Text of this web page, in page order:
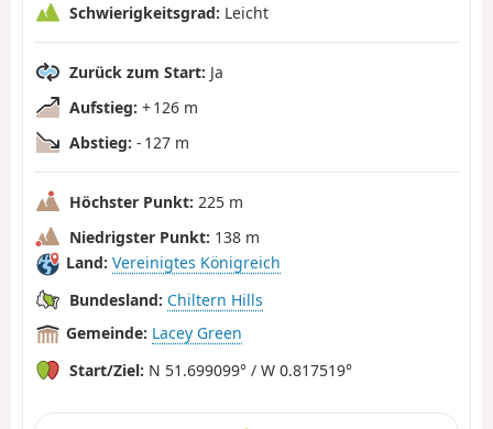
Schwierigkeitsgrad: Leicht
Zurück zum Start: Ja
Aufstieg: + 126 m
Abstieg: - 127 m
Höchster Punkt: 225 m
Niedrigster Punkt: 138 m
Land: Vereinigtes Königreich
Bundesland: Chiltern Hills
Gemeinde: Lacey Green
Start/Ziel: N 51.699099° / W 0.817519°